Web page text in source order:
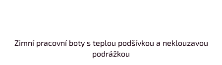
Zimní pracovní boty s teplou podšívkou a neklouzavou
podrážkou